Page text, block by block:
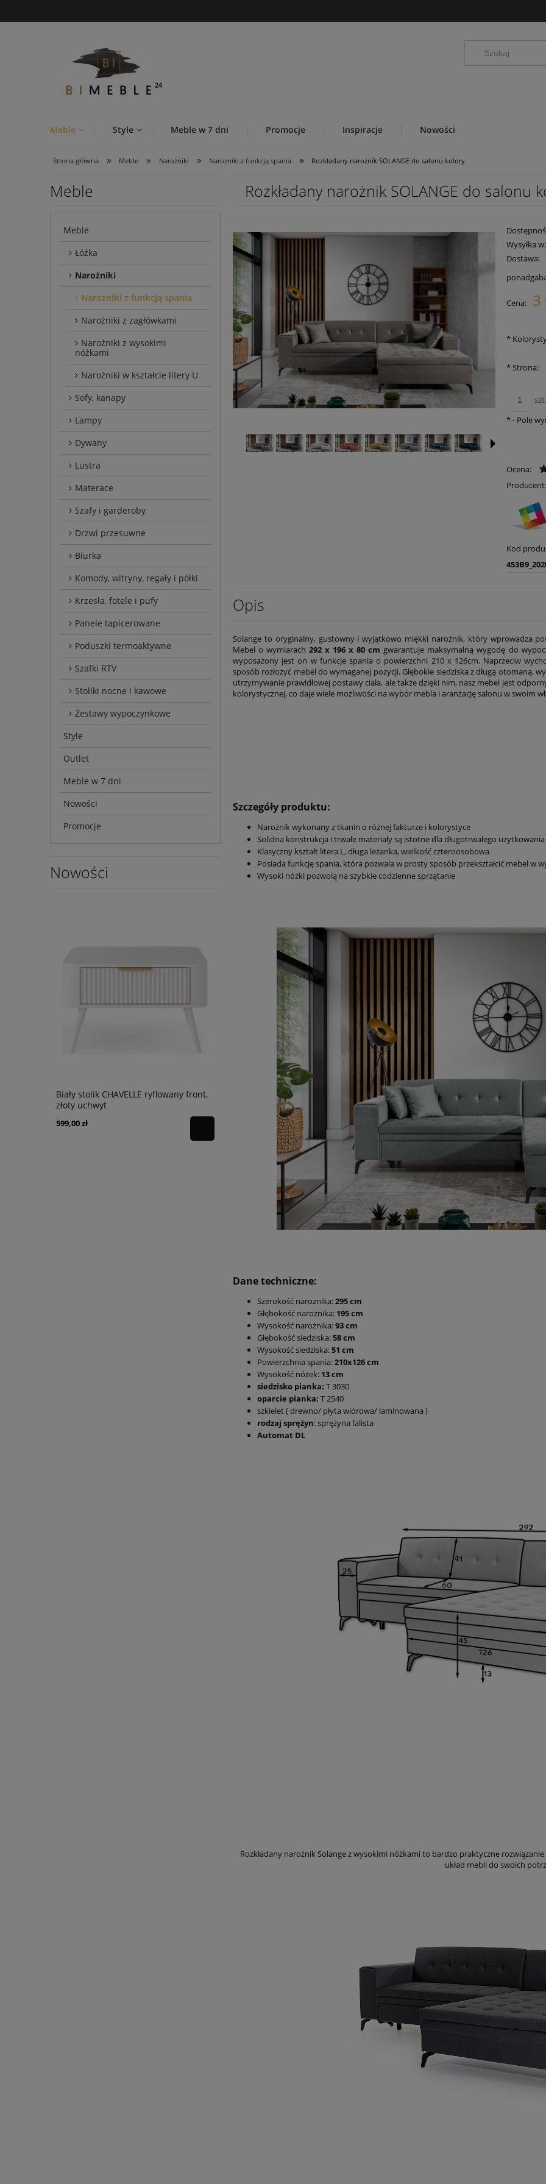
Meble Style Meble w 7 dni Promocje Inspiracje Nowości
Strona główna » Meble » Narożniki » Narożniki z funkcją spania » Rozkładany narożnik SOLANGE do salonu kolory
Meble
Meble
Łóżka
Narożniki
Narożniki z funkcją spania
Narożniki z zagłówkami
Narożniki z wysokimi
nóżkami
Narożniki w kształcie litery U
Sofy, kanapy
Lampy
Dywany
Lustra
Materace
Szafy i garderoby
Drzwi przesuwne
Biurka
Komody, witryny, regały i półki
Krzesła, fotele i pufy
Panele tapicerowane
Poduszki termoaktywne
Szafki RTV
Stoliki nocne i kawowe
Zestawy wypoczynkowe
Style
Outlet
Meble w 7 dni
Nowości
Promocje
Nowości
Biały stolik CHAVELLE ryflowany front,
złoty uchwyt
599,00 zł
Biała toaletka CHAVELLE 120 cm
ryflowany front, złoty uchwyt
Biała komoda CHAVELLE 150 cm
ryflowany front, złoty uchwyt
1 289,00 zł
Rozkładany narożnik SOLANGE do salonu
Wysyłka w:
Dostawa:
Cena nie zawiera
płatności
Cena: 3
*
* Strona:
szt.
*- Pole
Ocena:
Producent:
Kod
Opis
Solange to oryginalny, gustowny i wyjątkowo miękki narożnik, który wprowadza
Mebel o wymiarach292 x 196 x 80 cm gwarantuje maksymalną wygodę do
wyposażony jest on w funkcje spania o powierzchni 210 x 126cm. Naprzeciw
sposób rozłożyć mebel do wymaganej pozycji. Głębokie siedziska z długą otomaną,
utrzymywanie prawidłowej postawy ciała, ale także dzięki nim, nasz mebel jest
kolorystycznej, co daje wiele możliwości na wybór mebla i aranżację salonu w swoim
Szczegóły produktu:
Narożnik wykonany z tkanin o różnej fakturze i kolorystyce
Solidna konstrukcja i trwałe materiały są istotne dla długotrwałego
Klasyczny kształt litera L, długa leżanka, wielkość czteroosobowa
Posiada funkcję spania, która pozwala w prosty sposób przekształcić mebel w
Wysoki nóżki pozwolą na szybkie codzienne sprzątanie
Dane techniczne:
Szerokość narożnika:295 cm
Głębokość narożnika: 195 cm
Wysokość narożnika:93 cm
Głębokość siedziska:58 cm
Wysokość siedziska:51 cm
Powierzchnia spania:210x126 cm
Wysokość nóżek: 13 cm
siedzisko pianka: T 3030
oparcie pianka: T 2540
szkielet ( drewno/ płyta wiórowa/ laminowana )
rodzaj sprężyn: sprężyna falista
Automat DL
Rozkładany narożnik Solange z wysokimi nóżkami to bardzo praktyczne
układ mebli do swoich